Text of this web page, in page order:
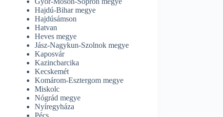
Hajdú-Bihar megye
Hajdúsámson
Hatvan
Heves megye
Jász-Nagykun-Szolnok megye
Kaposvár
Kazincbarcika
Kecskemét
Komárom-Esztergom megye
Miskolc
Nógrád megye
Nyíregyháza